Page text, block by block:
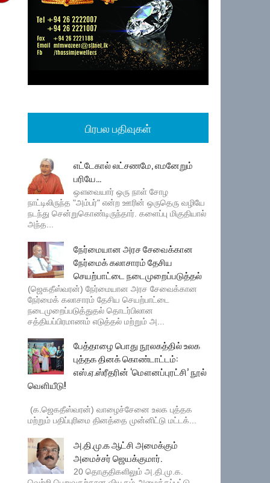
பிரபல பதிவுகள்
எட்டேகால் லட்சணமே, எமனேறும்
பரியே...
ஔவையார் ஒரு நாள் சோழ
நாட்டிலிருந்த "அம்பர்" என்ற ஊரின் ஒருதெரு வழியே
நடந்து சென்றுகொண்டிருந்தார். களைப்பு மிகுதியால்
அந்த...
நேர்மையான அரச சேவைக்கான
நேர்மைக் கலாசாரம் தேசிய
செயற்பாட்டை நடைமுறைப்படுத்தல்
(ஜெகதீஸ்வரன்) நேர்மையான அரச சேவைக்கான
நேர்மைக் கலாசாரம் தேசிய செயற்பாட்டை
நடைமுறைப்படுத்துதல் தொடர்பிலான
சத்தியப்பிரமாணம் எடுத்தல் மற்றும் அ...
பேத்தாழை பொது நூலகத்தில் உலக
புத்தக தினக் கொண்டாட்டம்:
எஸ்.ஏ.ஸ்ரீதரின் ‘மௌனப்புரட்சி’ நூல்
வெளியீடு!
(க.ஜெகதீஸ்வரன்) வாழைச்சேனை உலக புத்தக
மற்றும் பதிப்புரிமை தினத்தை முன்னிட்டு மட்டக்...
அ.தி.மு.க ஆட்சி அமைக்கும்
அமைச்சர் ஜெயக்குமார்.
20 தொகுதிகளிலும் அ.தி.மு.க.